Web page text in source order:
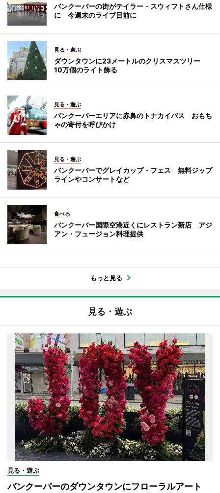
バンクーバーの街がテイラー・スウィフトさん仕様
に 今週末のライブ目前に
見る・遊ぶ
ダウンタウンに23メートルのクリスマスツリー
10万個のライト飾る
見る・遊ぶ
バンクーバーエリアに赤鼻のトナカイバス おもち
ゃの寄付を呼びかけ
見る・遊ぶ
バンクーバーでグレイカップ・フェス 無料ジップ
ラインやコンサートなど
食べる
バンクーバー国際空港近くにレストラン新店 アジ
アン・フュージョン料理提供
もっと見る
見る・遊ぶ
見る・遊ぶ
バンクーバーのダウンタウンにフローラルアート